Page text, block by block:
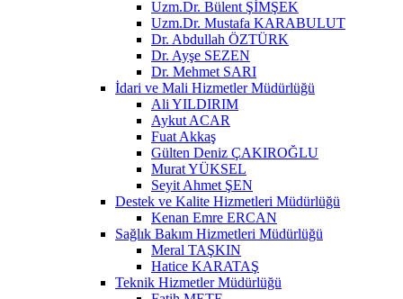
Uzm.Dr. Bülent ŞİMŞEK
Uzm.Dr. Mustafa KARABULUT
Dr. Abdullah ÖZTÜRK
Dr. Ayşe SEZEN
Dr. Mehmet SARI
İdari ve Mali Hizmetler Müdürlüğü
Ali YILDIRIM
Aykut ACAR
Fuat Akkaş
Gülten Deniz ÇAKIROĞLU
Murat YÜKSEL
Seyit Ahmet ŞEN
Destek ve Kalite Hizmetleri Müdürlüğü
Kenan Emre ERCAN
Sağlık Bakım Hizmetleri Müdürlüğü
Meral TAŞKIN
Hatice KARATAŞ
Teknik Hizmetler Müdürlüğü